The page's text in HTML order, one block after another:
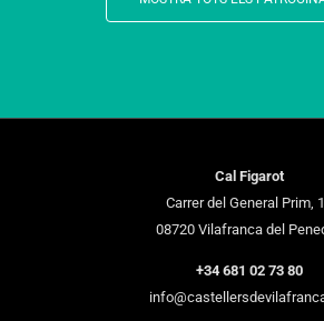
Cal Figarot
Carrer del General Prim,
08720 Vilafranca del
+34 681 02 73 80